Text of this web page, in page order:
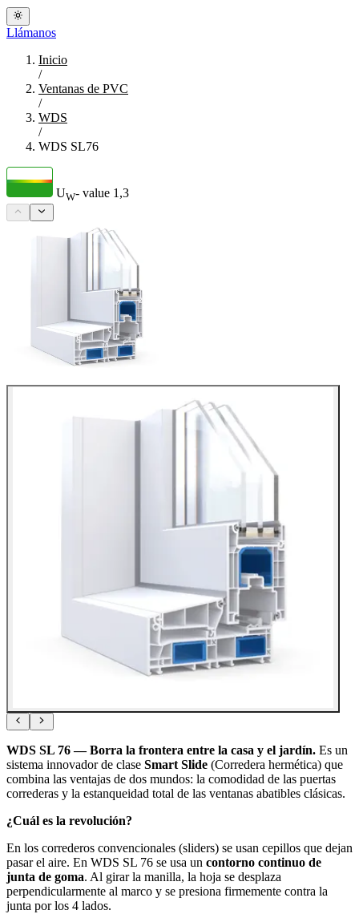
Llámanos
Inicio
/
Ventanas de PVC
/
WDS
/
WDS SL76
UW- value 1,3
WDS SL 76 — Borra la frontera entre la casa y el jardín. Es un
sistema innovador de clase Smart Slide (Corredera hermética) que
combina las ventajas de dos mundos: la comodidad de las puertas
correderas y la estanqueidad total de las ventanas abatibles clásicas.
¿Cuál es la revolución?
En los correderos convencionales (sliders) se usan cepillos que dejan
pasar el aire. En WDS SL 76 se usa un contorno continuo de
junta de goma. Al girar la manilla, la hoja se desplaza
perpendicularmente al marco y se presiona firmemente contra la
junta por los 4 lados.